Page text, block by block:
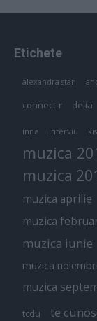
Etichete
alexandra stan
connect-r delia
inna interviu
muzica
muzica
muzica aprilie
muzica
muzica iunie
muzica
muzica
tcdu te